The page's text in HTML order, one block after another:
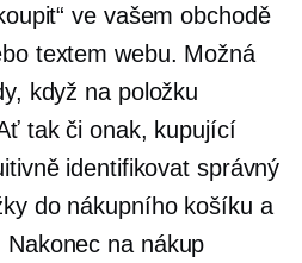
ve vašem obchodě
textem webu. Možná
když na položku
tak či onak, kupující
identifikovat správný
do nákupního košíku a
na nákup